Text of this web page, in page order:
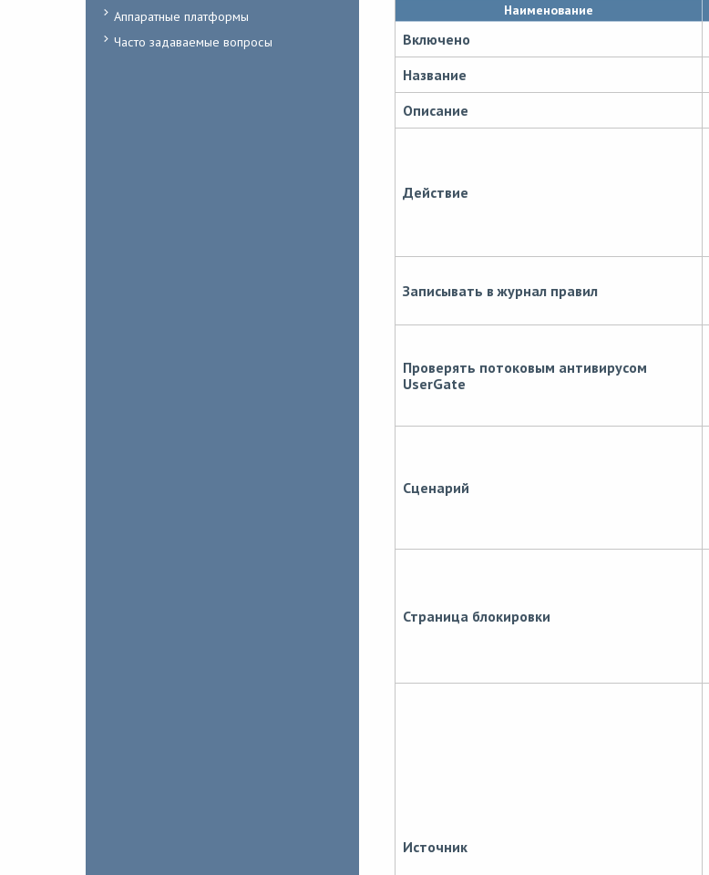
Аппаратные платформы
Часто задаваемые вопросы
Наименование
Включено
Название
Описание
Действие
Записывать в журнал правил
Проверять потоковым антивирусом
UserGate
Сценарий
Страница блокировки
Источник